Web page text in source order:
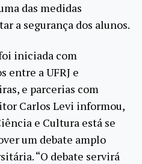
das medidas
a segurança dos alunos.
iniciada com
entre a UFRJ e
e parcerias com
Carlos Levi informou,
e Cultura está se
um debate amplo
“O debate servirá